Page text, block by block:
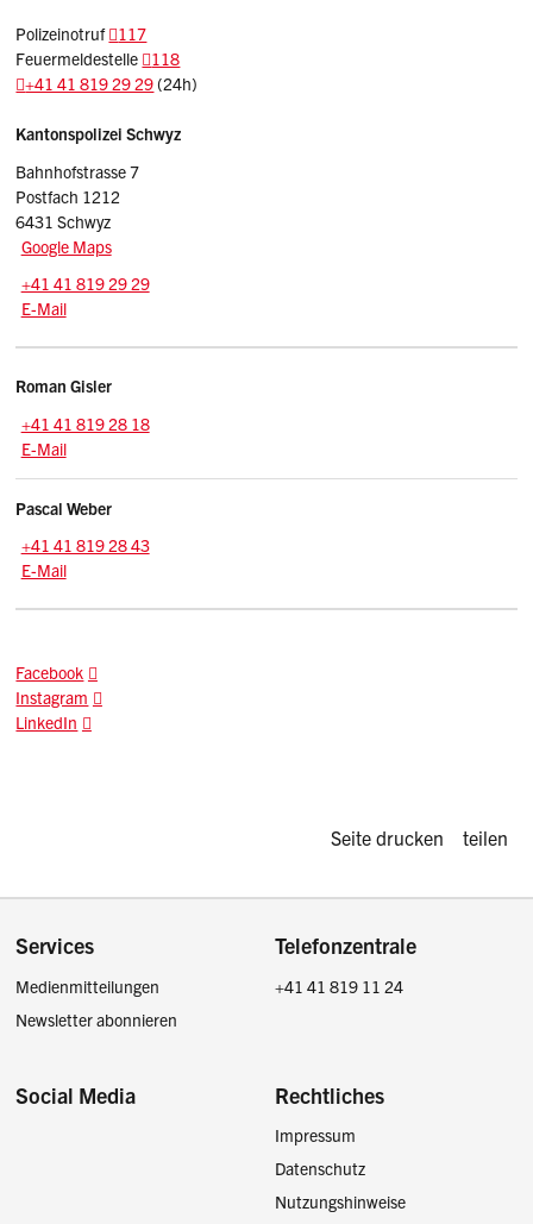
Polizeinotruf
117
Feuermeldestelle
118
+41 41 819 29 29(24h)
Sidebar
Adresse
Kantonspolizei Schwyz
Bahnhofstrasse 7
Postfach 1212
6431 Schwyz
Google Maps
Tel.:
+41 41 819 29 29
E-Mail: kapo
E-Mail
Roman Gisler
Zentrale:
+41 41 819 28 18
E-Mail: roman.gisler
E-Mail
Pascal Weber
Zentrale:
+41 41 819 28 43
E-Mail: pascal.weber
E-Mail
Facebook
Instagram
LinkedIn
Diese Seite
Seite drucken teilen
Footer
Services
Medienmitteilungen
Newsletter abonnieren
Telefonzentrale
+41 41 819 11 24
Social Media Rechtliches
Impressum
Datenschutz
Nutzungshinweise